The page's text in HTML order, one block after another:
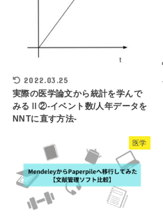
2022.03.25
実際の医学論文から統計を学んで
みるⅡ②-イベント数/人年データを
NNTに直す方法-
医学